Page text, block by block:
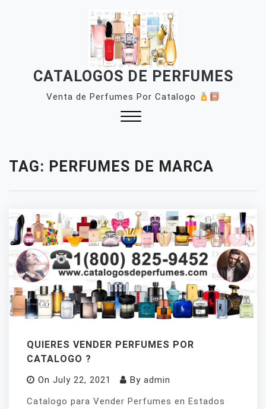
CATALOGOS DE PERFUMES
Venta de Perfumes Por Catalogo
TAG: PERFUMES DE MARCA
QUIERES VENDER PERFUMES POR
CATALOGO ?
On July 22, 2021 By admin
Catalogo para Vender Perfumes en Estados